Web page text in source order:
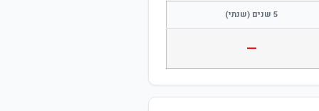
5 שנים (שנתי)
—